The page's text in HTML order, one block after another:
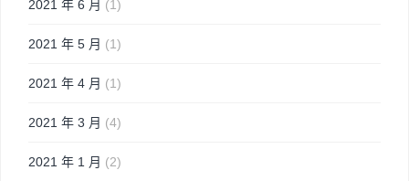
2021 年 6 月 (1)
2021 年 5 月 (1)
2021 年 4 月 (1)
2021 年 3 月 (4)
2021 年 1 月 (2)